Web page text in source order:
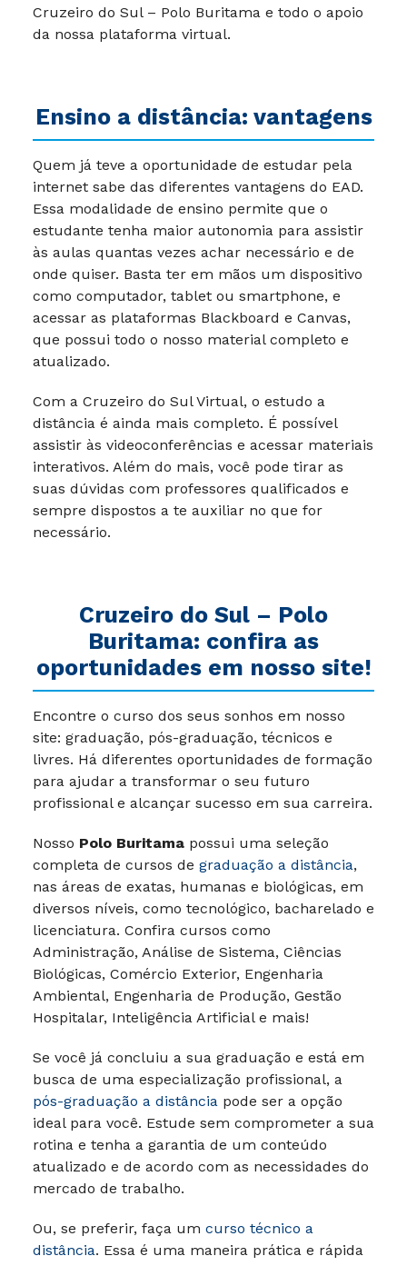
Cruzeiro do Sul – Polo Buritama e todo o apoio
da nossa plataforma virtual.
Ensino a distância: vantagens
Quem já teve a oportunidade de estudar pela
internet sabe das diferentes vantagens do EAD.
Essa modalidade de ensino permite que o
estudante tenha maior autonomia para assistir
às aulas quantas vezes achar necessário e de
onde quiser. Basta ter em mãos um dispositivo
como computador, tablet ou smartphone, e
acessar as plataformas Blackboard e Canvas,
que possui todo o nosso material completo e
atualizado.
Com a Cruzeiro do Sul Virtual, o estudo a
distância é ainda mais completo. É possível
assistir às videoconferências e acessar materiais
interativos. Além do mais, você pode tirar as
suas dúvidas com professores qualificados e
sempre dispostos a te auxiliar no que for
necessário.
Cruzeiro do Sul – Polo
Buritama: confira as
oportunidades em nosso site!
Encontre o curso dos seus sonhos em nosso
site: graduação, pós-graduação, técnicos e
livres. Há diferentes oportunidades de formação
para ajudar a transformar o seu futuro
profissional e alcançar sucesso em sua carreira.
Nosso Polo Buritama possui uma seleção
completa de cursos de graduação a distância,
nas áreas de exatas, humanas e biológicas, em
diversos níveis, como tecnológico, bacharelado e
licenciatura. Confira cursos como
Administração, Análise de Sistema, Ciências
Biológicas, Comércio Exterior, Engenharia
Ambiental, Engenharia de Produção, Gestão
Hospitalar, Inteligência Artificial e mais!
Se você já concluiu a sua graduação e está em
busca de uma especialização profissional, a
pós-graduação a distância pode ser a opção
ideal para você. Estude sem comprometer a sua
rotina e tenha a garantia de um conteúdo
atualizado e de acordo com as necessidades do
mercado de trabalho.
Ou, se preferir, faça um curso técnico a
distância. Essa é uma maneira prática e rápida